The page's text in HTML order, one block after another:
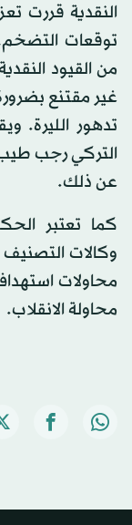
النقدية قررت
توقعات
من القيود
غير مقتنع
تدهور
التركي رجب طيب
عن ذلك.
كما تعتبر
وكالات التصنيف
محاولات
محاولة الانقلاب.